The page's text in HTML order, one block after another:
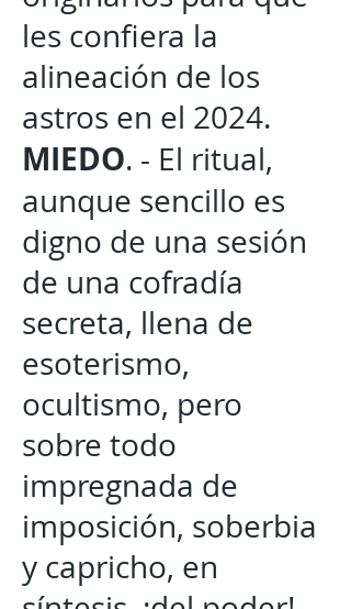
les confiera la
alineación de los
astros en el 2024.
MIEDO. - El ritual,
aunque sencillo es
digno de una sesión
de una cofradía
secreta, llena de
esoterismo,
ocultismo, pero
sobre todo
impregnada de
imposición, soberbia
y capricho, en